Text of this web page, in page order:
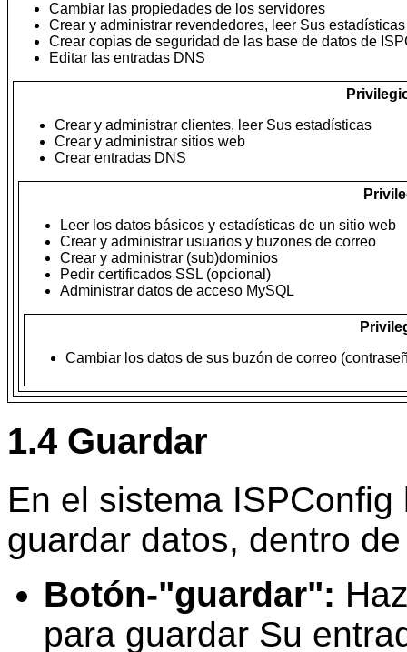
Cambiar las propiedades de los servidores
Crear y administrar revendedores, leer Sus estadísticas
Crear copias de seguridad de las base de datos de
Editar las entradas DNS
Crear y administrar clientes, leer Sus estadísticas
Crear y administrar sitios web
Crear entradas DNS
Leer los datos básicos y estadísticas de un sitio web
Crear y administrar usuarios y buzones de correo
Crear y administrar (sub)dominios
Pedir certificados SSL (opcional)
Administrar datos de acceso MySQL
Cambiar los datos de sus buzón de correo
1.4 Guardar
En el sistema
guardar datos, dentro
Botón-"guardar":
para guardar Su